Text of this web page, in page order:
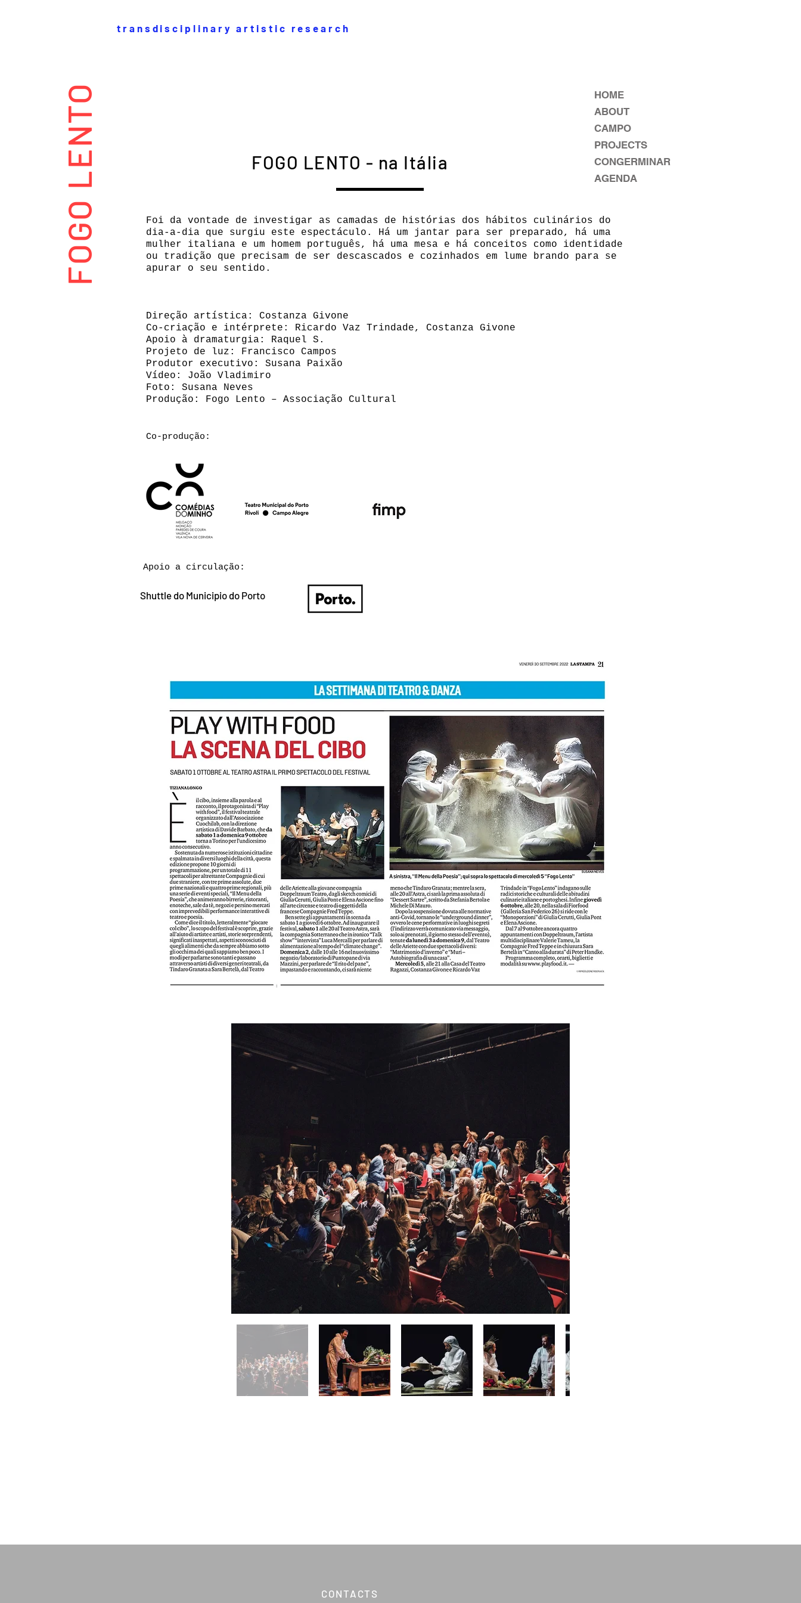
FOGO LENTO
HOME
ABOUT
CAMPO
PROJECTS
CONGERMINAR
AGENDA
transdisciplinary artistic research
FOGO LENTO - na Itália
Foi da vontade de investigar as camadas de histórias dos hábitos culinários do
dia-a-dia que surgiu este espectáculo. Há um jantar para ser preparado, há uma
mulher italiana e um homem português, há uma mesa e há conceitos como identidade
ou tradição que precisam de ser descascados e cozinhados em lume brando para se
apurar o seu sentido.
Direção artística: Costanza Givone
Co-criação e intérprete: Ricardo Vaz Trindade, Costanza Givone
Apoio à dramaturgia: Raquel S.
Projeto de luz: Francisco Campos
Produtor executivo: Susana Paixão
Vídeo: João Vladimiro
Foto: Susana Neves
Produção: Fogo Lento – Associação Cultural
Co-produção:
Apoio a circulação:
Shuttle do Municipio do Porto
CONTACTS